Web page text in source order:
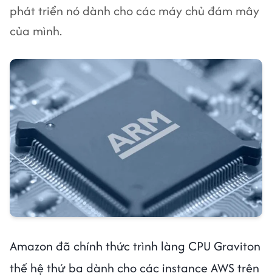
phát triển nó dành cho các máy chủ đám mây
của mình.
Amazon đã chính thức trình làng CPU Graviton
thế hệ thứ ba dành cho các instance AWS trên